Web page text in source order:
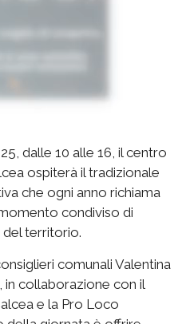
dalle 10 alle 16, il centro
ospiterà il tradizionale
che ogni anno richiama
condiviso di
territorio.
comunali Valentina
in collaborazione con il
e la Pro Loco